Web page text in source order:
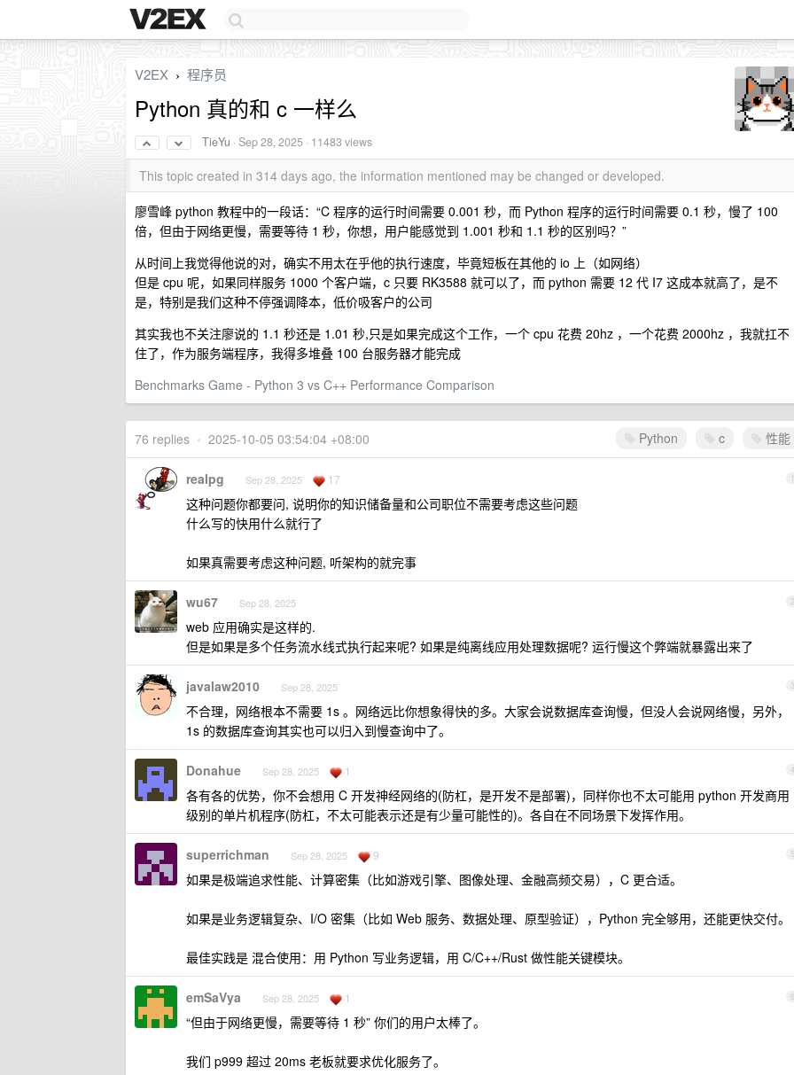
V2EX › 程序员
Python 真的和 c 一样么
TieYu ·Sep 28, 2025 · 11483 views
This topic created in 314 days ago, the information mentioned may be changed or developed.
廖雪峰 python 教程中的一段话：“C 程序的运行时间需要 0.001 秒，而 Python 程序的运行时间需要 0.1 秒，慢了 100
倍，但由于网络更慢，需要等待 1 秒，你想，用户能感觉到 1.001 秒和 1.1 秒的区别吗？”
从时间上我觉得他说的对，确实不用太在乎他的执行速度，毕竟短板在其他的 io 上（如网络）
但是 cpu 呢，如果同样服务 1000 个客户端，c 只要 RK3588 就可以了，而 python 需要 12 代 I7 这成本就高了，是不
是，特别是我们这种不停强调降本，低价吸客户的公司
其实我也不关注廖说的 1.1 秒还是 1.01 秒,只是如果完成这个工作，一个 cpu 花费 20hz ，一个花费 2000hz ，我就扛不
住了，作为服务端程序，我得多堆叠 100 台服务器才能完成
Benchmarks Game - Python 3 vs C++ Performance Comparison
Python c 性能
76 replies • 2025-10-05 03:54:04 +08:00
1
realpg Sep 28, 2025 17
这种问题你都要问, 说明你的知识储备量和公司职位不需要考虑这些问题
什么写的快用什么就行了
如果真需要考虑这种问题, 听架构的就完事
2
wu67 Sep 28, 2025
web 应用确实是这样的.
但是如果是多个任务流水线式执行起来呢? 如果是纯离线应用处理数据呢? 运行慢这个弊端就暴露出来了
3
javalaw2010 Sep 28, 2025
不合理，网络根本不需要 1s 。网络远比你想象得快的多。大家会说数据库查询慢，但没人会说网络慢，另外，
1s 的数据库查询其实也可以归入到慢查询中了。
4
Donahue Sep 28, 2025 1
各有各的优势，你不会想用 C 开发神经网络的(防杠，是开发不是部署)，同样你也不太可能用 python 开发商用
级别的单片机程序(防杠，不太可能表示还是有少量可能性的)。各自在不同场景下发挥作用。
5
superrichman Sep 28, 2025 9
如果是极端追求性能、计算密集（比如游戏引擎、图像处理、金融高频交易），C 更合适。
如果是业务逻辑复杂、I/O 密集（比如 Web 服务、数据处理、原型验证），Python 完全够用，还能更快交付。
最佳实践是 混合使用：用 Python 写业务逻辑，用 C/C++/Rust 做性能关键模块。
6
emSaVya Sep 28, 2025 1
“但由于网络更慢，需要等待 1 秒” 你们的用户太棒了。
我们 p999 超过 20ms 老板就要求优化服务了。